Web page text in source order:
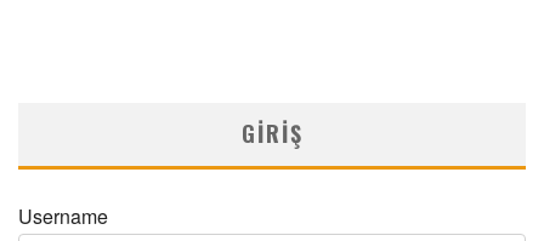
GIRIŞ
Username